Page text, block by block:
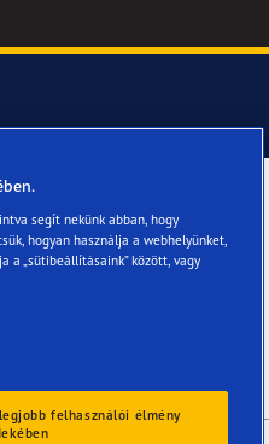
UltraGrip Performance 3
segít nekünk abban, hogy
hogyan használja a webhelyünket,
a „sütibeállításaink” között, vagy
felhasználói élmény